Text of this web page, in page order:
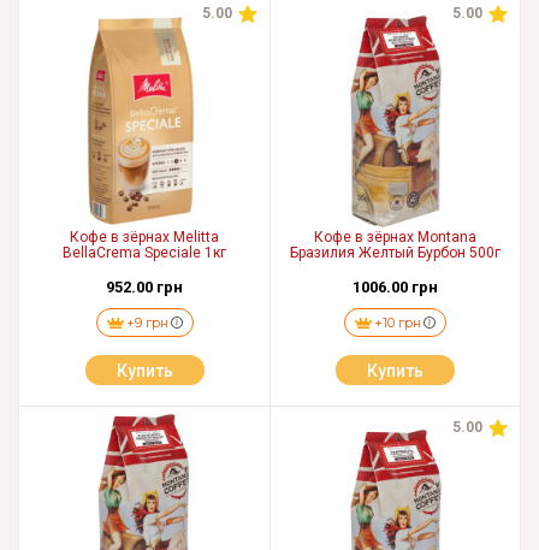
5.00
Кофе в зёрнах Melitta
BellaCrema Speciale 1кг
952.00 грн
+9 грн
Купить
5.00
Кофе в зёрнах Montana
Бразилия Желтый Бурбон 500г
1006.00 грн
+10 грн
Купить
5.00